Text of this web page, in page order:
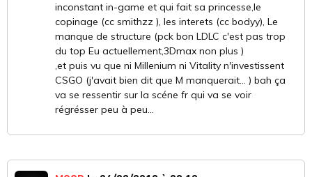
inconstant in-game et qui fait sa princesse,le
copinage (cc smithzz ), les interets (cc bodyy), Le
manque de structure (pck bon LDLC c'est pas trop
du top Eu actuellement,3Dmax non plus )
,et puis vu que ni Millenium ni Vitality n'investissent
CSGO (j'avait bien dit que M manquerait... ) bah ça
va se ressentir sur la scéne fr qui va se voir
régrésser peu à peu...